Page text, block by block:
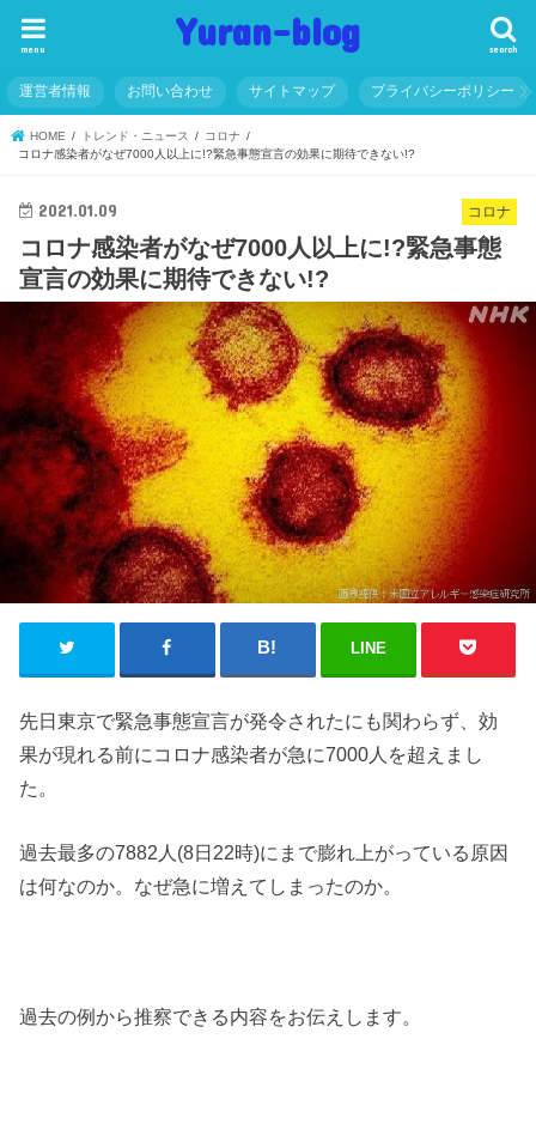
Yuran-blog search
menu
運営者情報 お問い合わせ サイトマップ プライバシーポリシー
HOME トレンド・ニュース
コロナ
コロナ感染者がなぜ7000人以上に!?緊急事態宣言の効果に期待できない!?
コロナ
2021.01.09
コロナ感染者がなぜ7000人以上に!?緊急事態
宣言の効果に期待できない!?
LINE
先日東京で緊急事態宣言が発令されたにも関わらず、効
果が現れる前にコロナ感染者が急に7000人を超えまし
た。
過去最多の7882人(8日22時)にまで膨れ上がっている原因
は何なのか。なぜ急に増えてしまったのか。
過去の例から推察できる内容をお伝えします。